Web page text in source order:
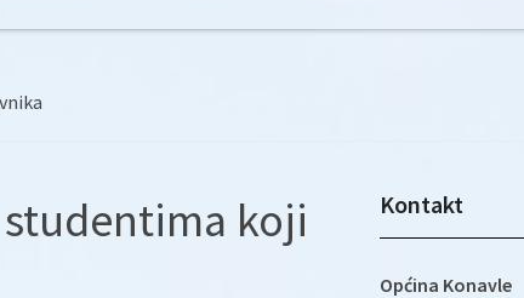
koji
Kontakt
Općina Konavle